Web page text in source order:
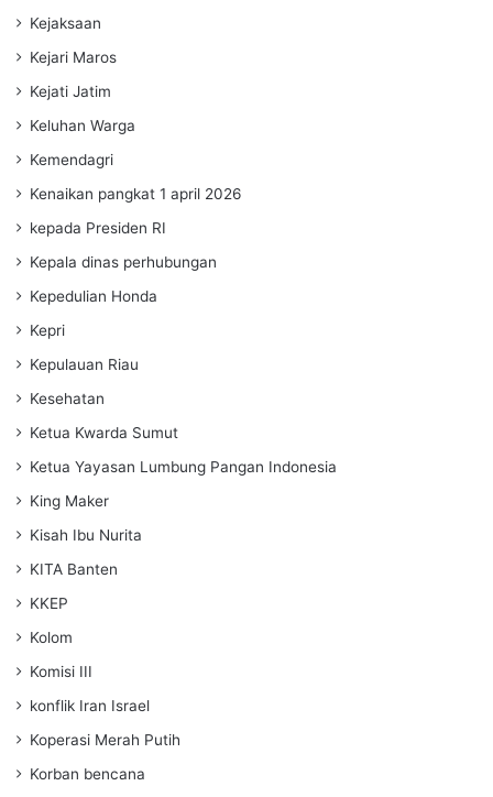
Kejaksaan
Kejari Maros
Kejati Jatim
Keluhan Warga
Kemendagri
Kenaikan pangkat 1 april 2026
kepada Presiden RI
Kepala dinas perhubungan
Kepedulian Honda
Kepri
Kepulauan Riau
Kesehatan
Ketua Kwarda Sumut
Ketua Yayasan Lumbung Pangan Indonesia
King Maker
Kisah Ibu Nurita
KITA Banten
KKEP
Kolom
Komisi III
konflik Iran Israel
Koperasi Merah Putih
Korban bencana